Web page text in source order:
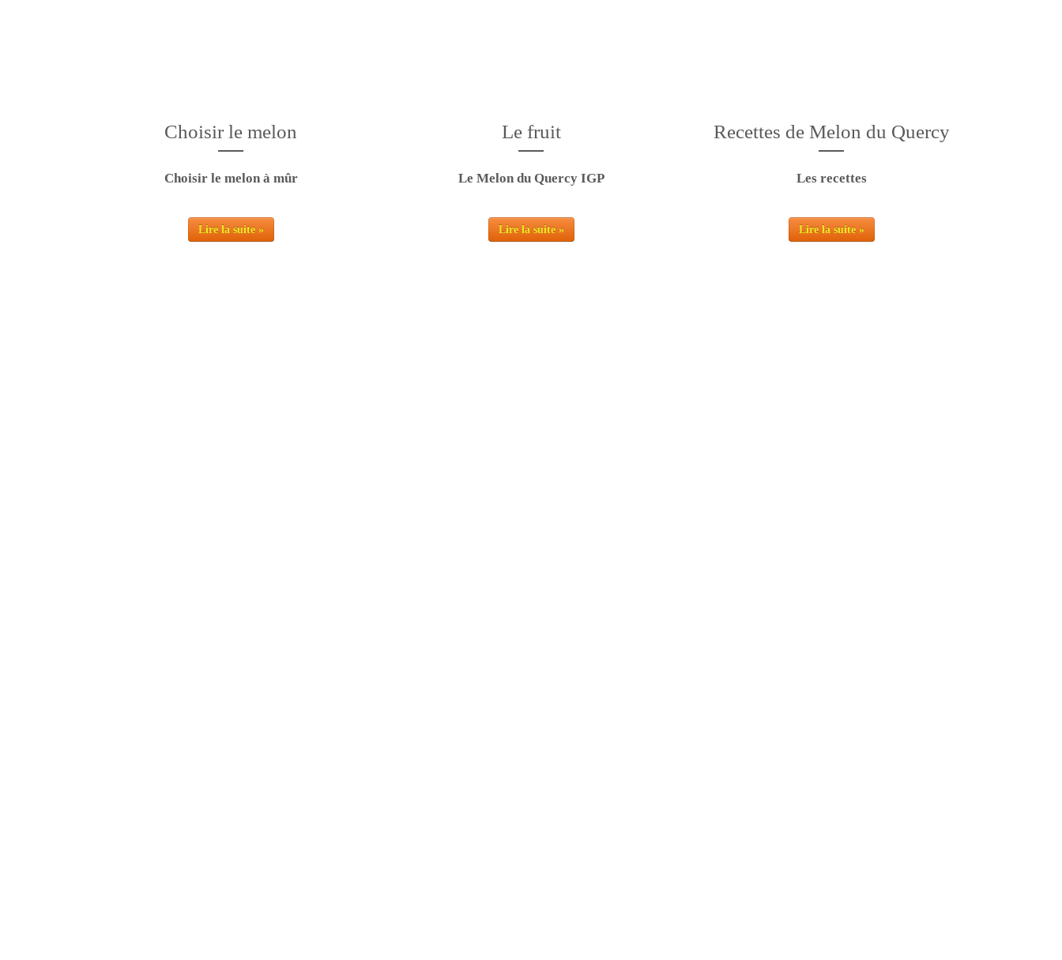
Choisir le melon
Choisir le melon à mûr
Lire la suite »
Le fruit
Le Melon du Quercy IGP
Lire la suite »
Recettes de Melon du Quercy
Les recettes
Lire la suite »